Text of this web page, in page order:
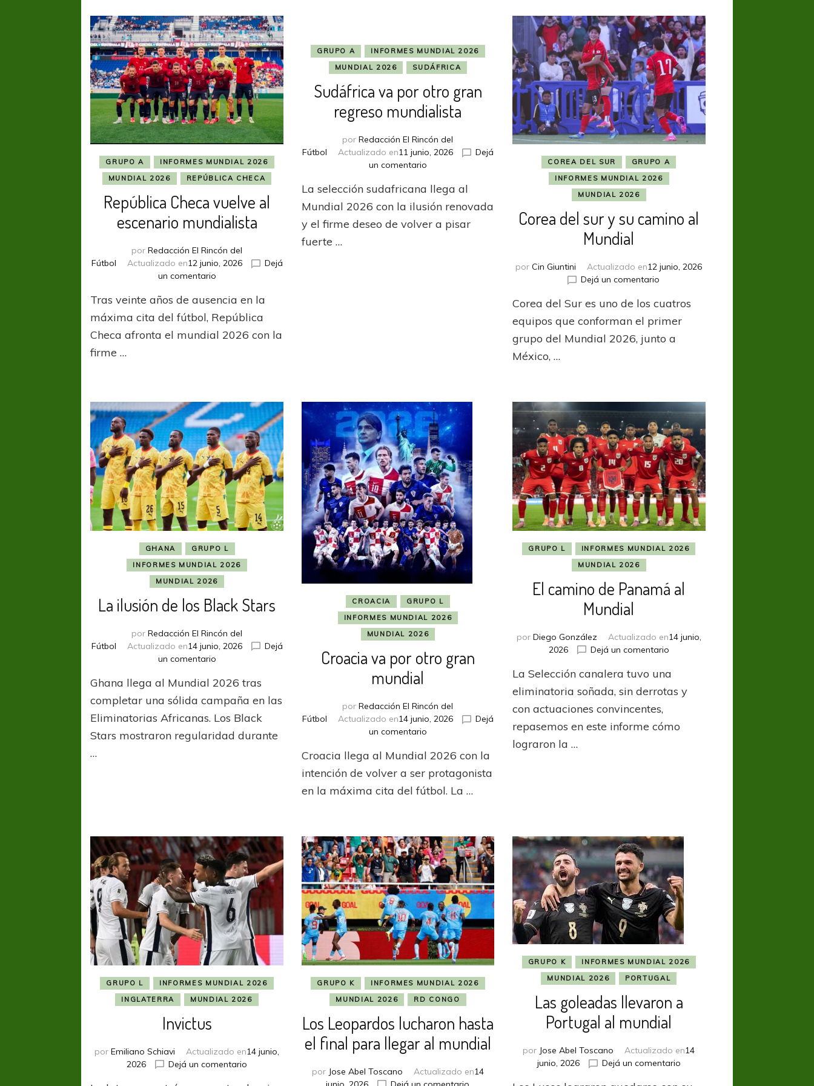
GRUPO A
INFORMES MUNDIAL 2026
MUNDIAL 2026
REPÚBLICA CHECA
República Checa vuelve al
escenario mundialista
porRedacción El Rincón del
Fútbol
Actualizado en12 junio, 2026
Dejá
un comentarioen
Checa
vuelve
escenario
Tras veinte años de ausencia en la
máxima cita del fútbol, República
Checa afronta el mundial 2026 con la
firme …
GRUPO A
INFORMES MUNDIAL 2026
MUNDIAL 2026
SUDÁFRICA
Sudáfrica va por otro gran
regreso mundialista
porRedacción El Rincón del
Fútbol
Actualizado en11 junio, 2026
Dejá
un comentarioen
va
por
gran
La selección sudafricana llega al
Mundial 2026 con la ilusión renovada
y el firme deseo de volver a pisar
fuerte …
COREA DEL SUR
GRUPO A
INFORMES MUNDIAL 2026
MUNDIAL 2026
Corea del sur y su camino al
Mundial
porCin Giuntini Actualizado en12 junio, 2026
Dejá un comentarioen
del
sur
su
Corea del Sur es uno de los cuatros
equipos que conforman el primer
grupo del Mundial 2026, junto a
México, …
GHANA
GRUPO L
INFORMES MUNDIAL 2026
MUNDIAL 2026
La ilusión de los Black Stars
porRedacción El Rincón del
Fútbol
Actualizado en14 junio, 2026
Dejá
un comentarioen
ilusión
los
Black
Stars
Ghana llega al Mundial 2026 tras
completar una sólida campaña en las
Eliminatorias Africanas. Los Black
Stars mostraron regularidad durante
…
CROACIA
GRUPO L
INFORMES MUNDIAL 2026
MUNDIAL 2026
Croacia va por otro gran
mundial
porRedacción El Rincón del
Fútbol
Actualizado en14 junio, 2026
Dejá
un comentarioen
va
por
otro
gran
Croacia llega al Mundial 2026 con la
intención de volver a ser protagonista
en la máxima cita del fútbol. La …
GRUPO L
INFORMES MUNDIAL 2026
MUNDIAL 2026
El camino de Panamá al
Mundial
por Diego González Actualizado en14 junio,
2026
Dejá un comentarioen
camino
Panamá
Mundial
La Selección canalera tuvo una
eliminatoria soñada, sin derrotas y
con actuaciones convincentes,
repasemos en este informe cómo
lograron la …
GRUPO L
INFORMES MUNDIAL 2026
INGLATERRA
MUNDIAL 2026
Invictus
porEmiliano Schiavi Actualizado en14 junio,
2026
Dejá un comentario
GRUPO K
INFORMES MUNDIAL 2026
MUNDIAL 2026
RD CONGO
Los Leopardos lucharon hasta
el final para llegar al mundial
por Jose Abel Toscano Actualizado en14
GRUPO K
INFORMES MUNDIAL 2026
MUNDIAL 2026
PORTUGAL
Las goleadas llevaron a
Portugal al mundial
por Jose Abel Toscano Actualizado en14
junio, 2026
Dejá un comentarioen